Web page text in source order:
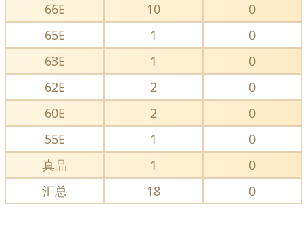
66E
10
0
65E
1
0
63E
1
0
62E
2
0
60E
2
0
55E
1
0
真品
1
0
汇总
18 0